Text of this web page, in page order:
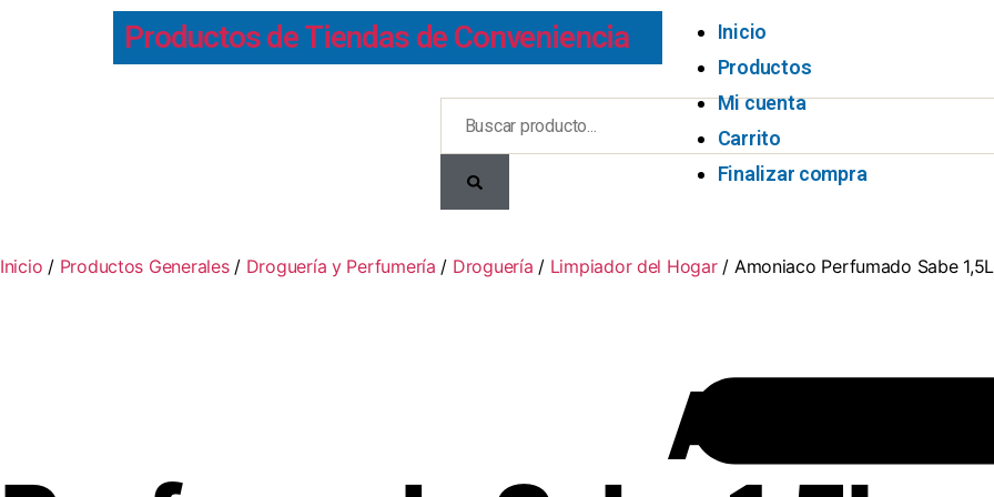
Productos de Tiendas de Conveniencia
Inicio
Productos
Mi cuenta
Carrito
Finalizar compra
Inicio / Productos Generales/ Droguería y Perfumería / Droguería / Limpiador del Hogar/ Amoniaco Perfumado Sabe